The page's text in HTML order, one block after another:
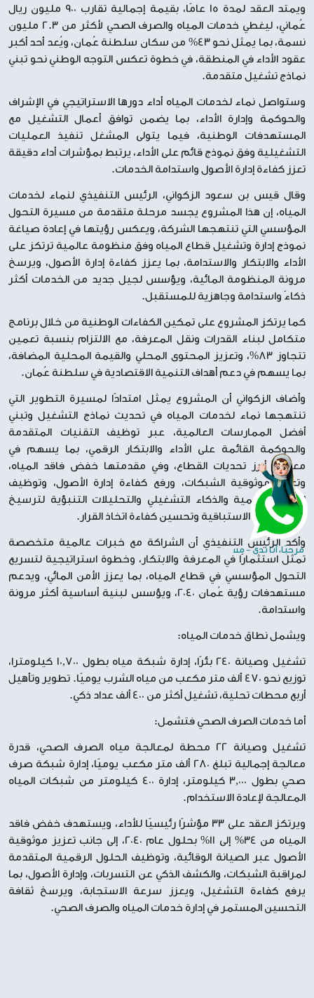
مرحبًا، أنا ندى - مستعدة لخدمتك
ويمتد العقد لمدة 15 عامًا، بقيمة إجمالية تقارب 900 مليون ريال
عُماني، ليغطي خدمات المياه والصرف الصحي لأكثر من 2.3 مليون
نسمة، بما يمثل نحو 43% من سكان سلطنة عُمان، ويُعد أحد أكبر
عقود الأداء في المنطقة، في خطوة تعكس التوجه الوطني نحو تبني
نماذج تشغيل متقدمة.
وستواصل نماء لخدمات المياه أداء دورها الاستراتيجي في الإشراف
والحوكمة وإدارة الأداء، بما يضمن توافق أعمال التشغيل مع
المستهدفات الوطنية، فيما يتولى المشغل تنفيذ العمليات
التشغيلية وفق نموذج قائم على الأداء، يرتبط بمؤشرات أداء دقيقة
تعزز كفاءة إدارة الأصول واستدامة الخدمات.
وقال قيس بن سعود الزكواني، الرئيس التنفيذي لنماء لخدمات
المياه، إن هذا المشروع يجسد مرحلة متقدمة من مسيرة التحول
المؤسسي التي تنتهجها الشركة، ويعكس رؤيتها في إعادة صياغة
نموذج إدارة وتشغيل قطاع المياه وفق منظومة عالمية ترتكز على
الأداء والابتكار والاستدامة، بما يعزز كفاءة إدارة الأصول، ويرسخ
مرونة المنظومة المائية، ويؤسس لجيل جديد من الخدمات أكثر
ذكاءً واستدامة وجاهزية للمستقبل.
كما يرتكز المشروع على تمكين الكفاءات الوطنية من خلال برنامج
متكامل لبناء القدرات ونقل المعرفة، مع الالتزام بنسبة تعمين
تتجاوز 83%، وتعزيز المحتوى المحلي والقيمة المحلية المضافة،
بما يسهم في دعم أهداف التنمية الاقتصادية في سلطنة عُمان.
وأضاف الزكواني أن المشروع يمثل امتدادًا لمسيرة التطوير التي
تنتهجها نماء لخدمات المياه في تحديث نماذج التشغيل وتبني
أفضل الممارسات العالمية، عبر توظيف التقنيات المتقدمة
والحوكمة القائمة على الأداء والابتكار الرقمي، بما يسهم في
معالجة أبرز تحديات القطاع، وفي مقدمتها خفض فاقد المياه،
وتعزيز موثوقية الشبكات، ورفع كفاءة إدارة الأصول، وتوظيف
الحلول الرقمية والذكاء التشغيلي والتحليلات التنبؤية لترسيخ
ثقافة الإدارة الاستباقية وتحسين كفاءة اتخاذ القرار.
وأكد الرئيس التنفيذي أن الشراكة مع خبرات عالمية متخصصة
تمثل استثمارًا في المعرفة والابتكار، وخطوة استراتيجية لتسريع
التحول المؤسسي في قطاع المياه، بما يعزز الأمن المائي، ويدعم
مستهدفات رؤية عُمان 2040، ويؤسس لبنية أساسية أكثر مرونة
واستدامة.
ويشمل نطاق خدمات المياه:
تشغيل وصيانة 240 بئرًا، إدارة شبكة مياه بطول 10,700 كيلومترا،
توزيع نحو 470 ألف متر مكعب من مياه الشرب يوميًا. تطوير وتأهيل
أربع محطات تحلية، تشغيل أكثر من 400 ألف عداد ذكي.
أما خدمات الصرف الصحي فتشمل:
تشغيل وصيانة 22 محطة لمعالجة مياه الصرف الصحي، قدرة
معالجة إجمالية تبلغ 280 ألف متر مكعب يوميًا، إدارة شبكة صرف
صحي بطول 3,000 كيلومتر، إدارة 400 كيلومتر من شبكات المياه
المعالجة لإعادة الاستخدام.
ويرتكز العقد على 33 مؤشرًا رئيسيًا للأداء، ويستهدف خفض فاقد
المياه من 34% إلى 11% بحلول عام 2040، إلى جانب تعزيز موثوقية
الأصول عبر الصيانة الوقائية، وتوظيف الحلول الرقمية المتقدمة
لمراقبة الشبكات، والكشف الذكي عن التسربات، وإدارة الأصول، بما
يرفع كفاءة التشغيل، ويعزز سرعة الاستجابة، ويرسخ ثقافة
التحسين المستمر في إدارة خدمات المياه والصرف الصحي.